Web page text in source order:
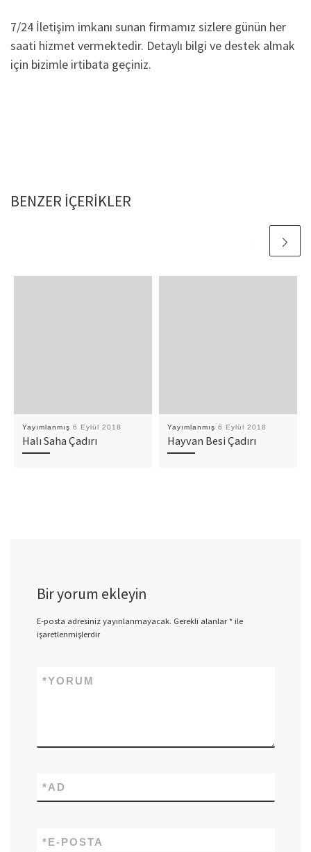
7/24 İletişim imkanı sunan firmamız sizlere günün her
saati hizmet vermektedir. Detaylı bilgi ve destek almak
için bizimle irtibata geçiniz.
BENZER IÇERIKLER
Yayımlanmış 6 Eylül 2018
Halı Saha Çadırı
Yayımlanmış 6 Eylül 2018
Hayvan Besi Çadırı
Bir yorum ekleyin
E-posta adresiniz yayınlanmayacak. Gerekli alanlar*ile
işaretlenmişlerdir
YORUM
*
AD
*
E-POSTA
*